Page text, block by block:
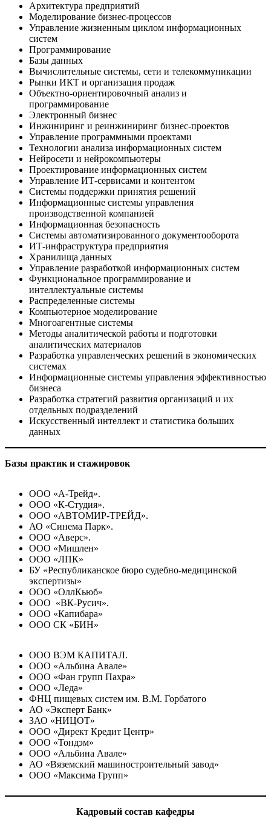
Архитектура предприятий
Моделирование бизнес-процессов
Управление жизненным циклом информационных
систем
Программирование
Базы данных
Вычислительные системы, сети и телекоммуникации
Рынки ИКТ и организация продаж
Объектно-ориентировочный анализ и
программирование
Электронный бизнес
Инжиниринг и реинжиниринг бизнес-проектов
Управление программными проектами
Технологии анализа информационных систем
Нейросети и нейрокомпьютеры
Проектирование информационных систем
Управление ИТ-сервисами и контентом
Системы поддержки принятия решений
Информационные системы управления
производственной компанией
Информационная безопасность
Системы автоматизированного документооборота
ИТ-инфраструктура предприятия
Хранилища данных
Управление разработкой информационных систем
Функциональное программирование и
интеллектуальные системы
Распределенные системы
Компьютерное моделирование
Многоагентные системы
Методы аналитической работы и подготовки
аналитических материалов
Разработка управленческих решений в экономических
системах
Информационные системы управления эффективностью
бизнеса
Разработка стратегий развития организаций и их
отдельных подразделений
Искусственный интеллект и статистика больших
данных
Базы практик и стажировок
ООО «А-Трейд».
ООО «К-Студия».
ООО «АВТОМИР-ТРЕЙД».
АО «Синема Парк».
ООО «Аверс».
ООО «Мишлен»
ООО «ЛПК»
БУ «Республиканское бюро судебно-медицинской
экспертизы»
ООО «ОллКьюб»
ООО «ВК-Русич».
ООО «Капибара»
ООО СК «БИН»
ООО ВЭМ КАПИТАЛ.
ООО «Альбина Авале»
ООО «Фан групп Пахра»
ООО «Леда»
ФНЦ пищевых систем им. В.М. Горбатого
АО «Эксперт Банк»
ЗАО «НИЦОТ»
ООО «Директ Кредит Центр»
ООО «Тондэм»
ООО «Альбина Авале»
АО «Вяземский машиностроительный завод»
ООО «Максима Групп»
Кадровый состав кафедры